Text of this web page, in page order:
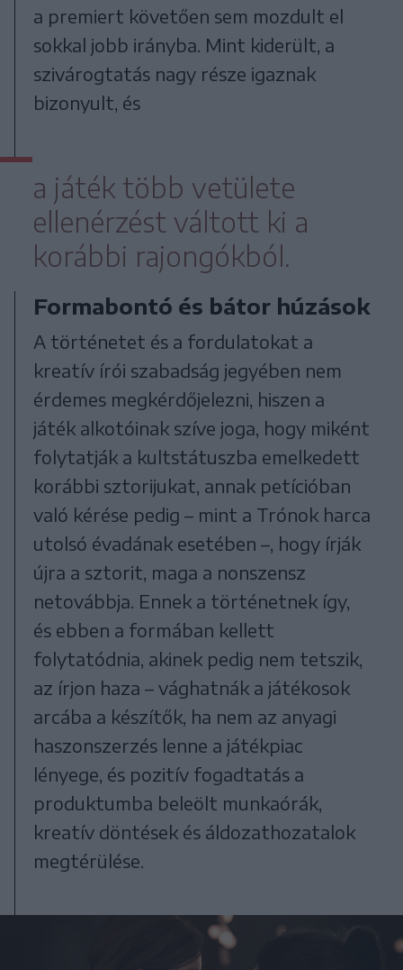
a premiert követően sem mozdult el
sokkal jobb irányba. Mint kiderült, a
szivárogtatás nagy része igaznak
bizonyult, és
a játék több vetülete
ellenérzést váltott ki a
korábbi rajongókból.
Formabontó és bátor húzások
A történetet és a fordulatokat a
kreatív írói szabadság jegyében nem
érdemes megkérdőjelezni, hiszen a
játék alkotóinak szíve joga, hogy miként
folytatják a kultstátuszba emelkedett
korábbi sztorijukat, annak petícióban
való kérése pedig – mint a Trónok harca
utolsó évadának esetében –, hogy írják
újra a sztorit, maga a nonszensz
netovábbja. Ennek a történetnek így,
és ebben a formában kellett
folytatódnia, akinek pedig nem tetszik,
az írjon haza – vághatnák a játékosok
arcába a készítők, ha nem az anyagi
haszonszerzés lenne a játékpiac
lényege, és pozitív fogadtatás a
produktumba beleölt munkaórák,
kreatív döntések és áldozathozatalok
megtérülése.